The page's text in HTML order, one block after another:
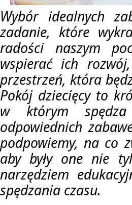
Wybór idealnych
zadanie, które
radości naszym
wspierać ich
przestrzeń, która
Pokój dziecięcy to
w którym
odpowiednich
podpowiemy, na co
aby były one nie
narzędziem
spędzania czasu.